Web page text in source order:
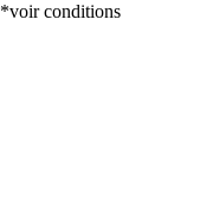
*voir conditions